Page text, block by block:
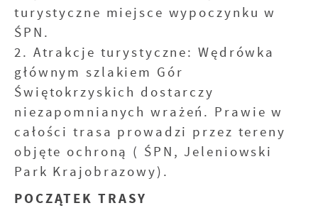
turystyczne miejsce wypoczynku w
ŚPN.
2. Atrakcje turystyczne: Wędrówka
głównym szlakiem Gór
Świętokrzyskich dostarczy
niezapomnianych wrażeń. Prawie w
całości trasa prowadzi przez tereny
objęte ochroną ( ŚPN, Jeleniowski
Park Krajobrazowy).
POCZĄTEK TRASY
użytkowników. Zgromadzone informacje są
przetwarzane w formie zanonimizowanej.
gwarantuje dostępność wszystkich
funkcjonalności.
aktualności na stronach naszych partnerów.
Promocyjne pliki cookies służą do
podstawie analizy Twoich upodobań oraz
Twoich zwyczajów dotyczących przeglądanej
witryny internetowej. Treści promocyjne
mogą pojawić się na stronach podmiotów
trzecich lub firm będących naszymi
partnerami oraz innych dostawców usług.
Firmy te działają w charakterze pośredników
prezentujących nasze treści w postaci
wiadomości, ofert, komunikatów mediów
społecznościowych.
Więcej